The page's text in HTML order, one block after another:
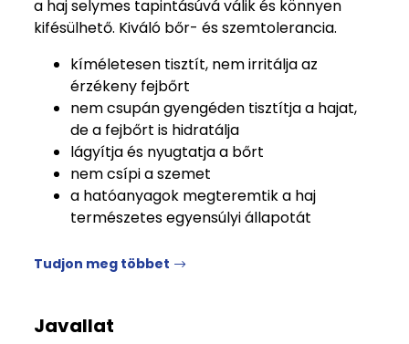
a haj selymes tapintásúvá válik és könnyen
kifésülhető. Kiváló bőr- és szemtolerancia.
kíméletesen tisztít, nem irritálja az
érzékeny fejbőrt
nem csupán gyengéden tisztítja a hajat,
de a fejbőrt is hidratálja
lágyítja és nyugtatja a bőrt
nem csípi a szemet
a hatóanyagok megteremtik a haj
természetes egyensúlyi állapotát
Tudjon meg többet
Javallat